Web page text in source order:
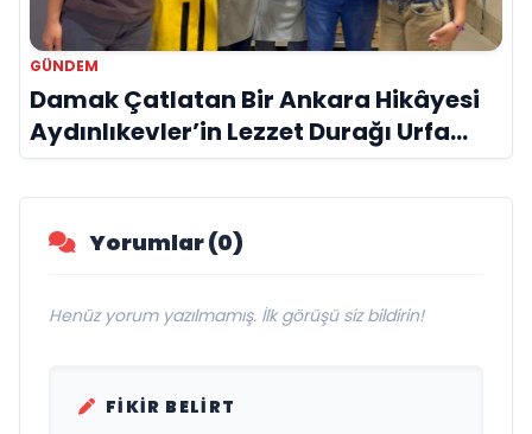
GÜNDEM
Damak Çatlatan Bir Ankara Hikâyesi
Aydınlıkevler’in Lezzet Durağı Urfa
Damak
Yorumlar (0)
Henüz yorum yazılmamış. İlk görüşü siz bildirin!
FIKIR BELIRT